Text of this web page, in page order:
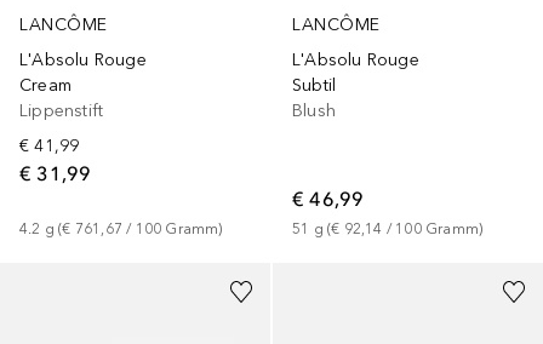
LANCÔME
L'Absolu Rouge
Cream
Lippenstift
€ 41,99
€ 31,99
4.2 g (€ 761,67 / 100 Gramm)
LANCÔME
L'Absolu Rouge
Subtil
Blush
€ 46,99
51 g (€ 92,14 / 100 Gramm)
+14 + 22